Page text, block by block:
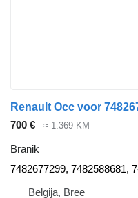
Renault Occ voor
700 €
≈ 1.369 KM
Branik
7482677299, 7482588681,
Belgija, Bree